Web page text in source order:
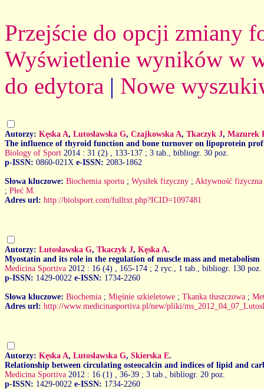
Przejście do opcji zmiany
Wyświetlenie wyników w
do edytora | Nowe
Autorzy: Kęska A, Lutosławska G, Czajkowska A, Tkaczyk J, Mazurek
The influence of thyroid function and bone turnover on lipoprotein
Biology of Sport 2014 : 31 (2)
, 133-137 ; 3 tab., bibliogr. 30 poz.
p-ISSN: 0860-021X e-ISSN: 2083-1862
Słowa kluczowe: Biochemia sportu ; Wysiłek fizyczny ; Aktywność fizyczna
; Płeć M.
Adres url: http://biolsport.com/fulltxt.php?ICID=1097481
Autorzy: Lutosławska G, Tkaczyk J, Kęska A.
Myostatin and its role in the regulation of muscle mass and metabolism
Medicina Sportiva 2012 : 16 (4)
, 165-174 ; 2 ryc., 1 tab., bibliogr. 130 poz.
p-ISSN: 1429-0022 e-ISSN: 1734-2260
Słowa kluczowe: Biochemia ; Mięśnie szkieletowe ; Tkanka tłuszczowa ;
Adres url: http://www.medicinasportiva.pl/new/pliki/
Autorzy: Kęska A, Lutosławska G, Skierska E.
Relationship between circulating osteocalcin and indices of lipid and
Medicina Sportiva 2012 : 16 (1)
, 36-39 ; 3 tab., bibliogr. 20 poz.
p-ISSN: 1429-0022 e-ISSN: 1734-2260